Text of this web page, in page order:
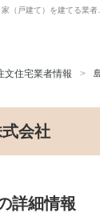
建て）を建てる業者を探すなら
文住宅業者情報
会社
詳細情報